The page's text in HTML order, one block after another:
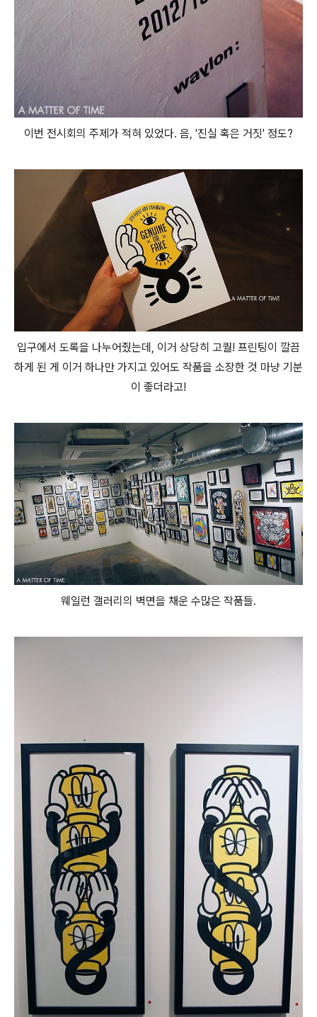
이번 전시회의 주제가 적혀 있었다. 음, '진실 혹은 거짓' 정도?
입구에서 도록을 나누어줬는데, 이거 상당히 고퀄! 프린팅이 깔끔
하게 된 게 이거 하나만 가지고 있어도 작품을 소장한 것 마냥 기분
이 좋더라고!
웨일런 갤러리의 벽면을 채운 수많은 작품들.